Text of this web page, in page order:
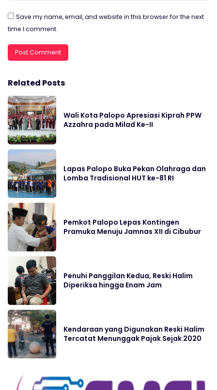
Save my name, email, and website in this browser for the next
time I comment.
Related Posts
Wali Kota Palopo Apresiasi Kiprah PPW
Azzahra pada Milad Ke-II
Lapas Palopo Buka Pekan Olahraga dan
Lomba Tradisional HUT ke-81 RI
Pemkot Palopo Lepas Kontingen
Pramuka Menuju Jamnas XII di Cibubur
Penuhi Panggilan Kedua, Reski Halim
Diperiksa hingga Enam Jam
Kendaraan yang Digunakan Reski Halim
Tercatat Menunggak Pajak Sejak 2020